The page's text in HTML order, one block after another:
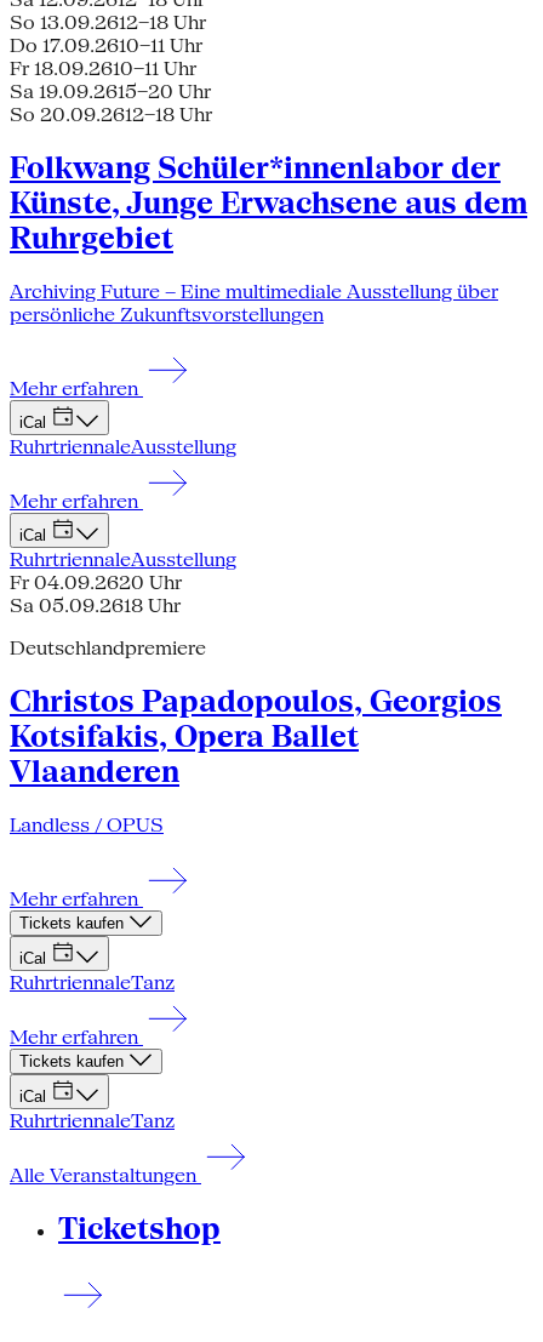
So 13.09.2612–18 Uhr
Do 17.09.2610–11 Uhr
Fr 18.09.2610–11 Uhr
Sa 19.09.2615–20 Uhr
So 20.09.2612–18 Uhr
Folkwang Schüler*innenlabor der
Künste, Junge Erwachsene aus dem
Ruhrgebiet
Archiving Future – Eine multimediale Ausstellung über
persönliche Zukunftsvorstellungen
Mehr erfahren
iCal
RuhrtriennaleAusstellung
Mehr erfahren
iCal
RuhrtriennaleAusstellung
Fr 04.09.2620 Uhr
Sa 05.09.2618 Uhr
Deutschlandpremiere
Christos Papadopoulos, Georgios
Kotsifakis, Opera Ballet
Vlaanderen
Landless / OPUS
Mehr erfahren
Tickets kaufen
iCal
RuhrtriennaleTanz
Mehr erfahren
Tickets kaufen
iCal
RuhrtriennaleTanz
Alle Veranstaltungen
Ticketshop